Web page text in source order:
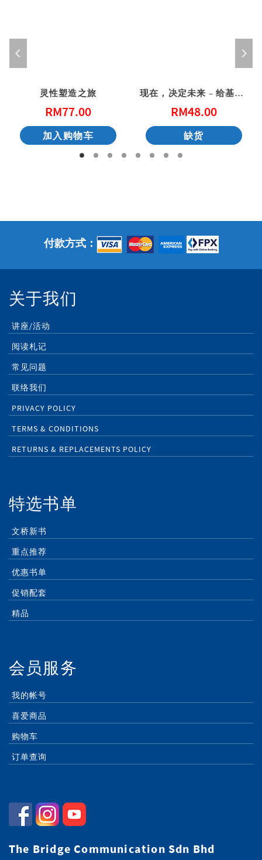
灵性塑造之旅
RM77.00
加入购物车
现在，决定未来 – 给基督徒青年的20个属灵忠告
RM48.00
缺货
付款方式：
关于我们
讲座/活动
阅读札记
常见问题
联络我们
PRIVACY POLICY
TERMS & CONDITIONS
RETURNS & REPLACEMENTS POLICY
特选书单
文桥新书
重点推荐
优惠书单
促销配套
精品
会员服务
我的帐号
喜爱商品
购物车
订单查询
The Bridge Communication Sdn Bhd